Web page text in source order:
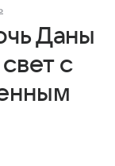
Даны
с